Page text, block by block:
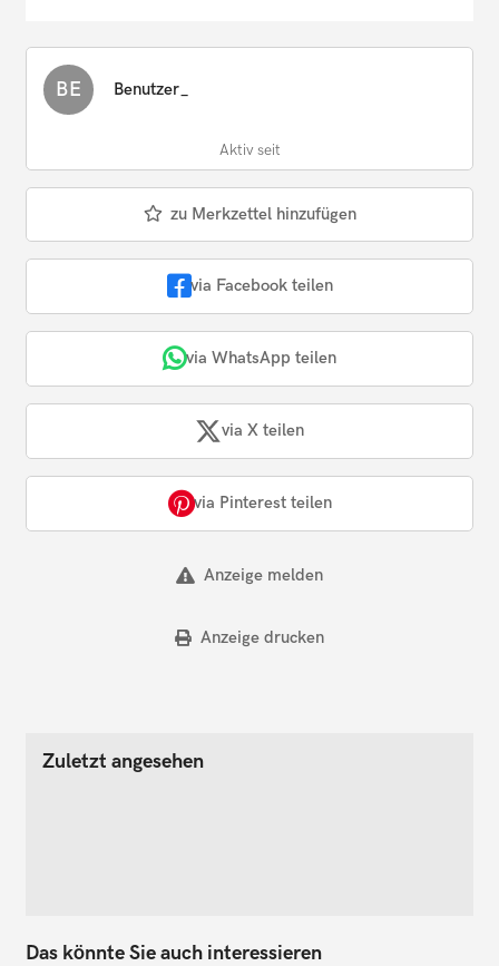
BE Benutzer_
Aktiv seit
zu Merkzettel hinzufügen
via Facebook teilen
via WhatsApp teilen
via X teilen
via Pinterest teilen
Anzeige melden
Anzeige drucken
Zuletzt angesehen
Das könnte Sie auch interessieren